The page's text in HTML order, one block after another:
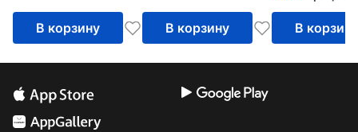
В корзину В корзину В корзину